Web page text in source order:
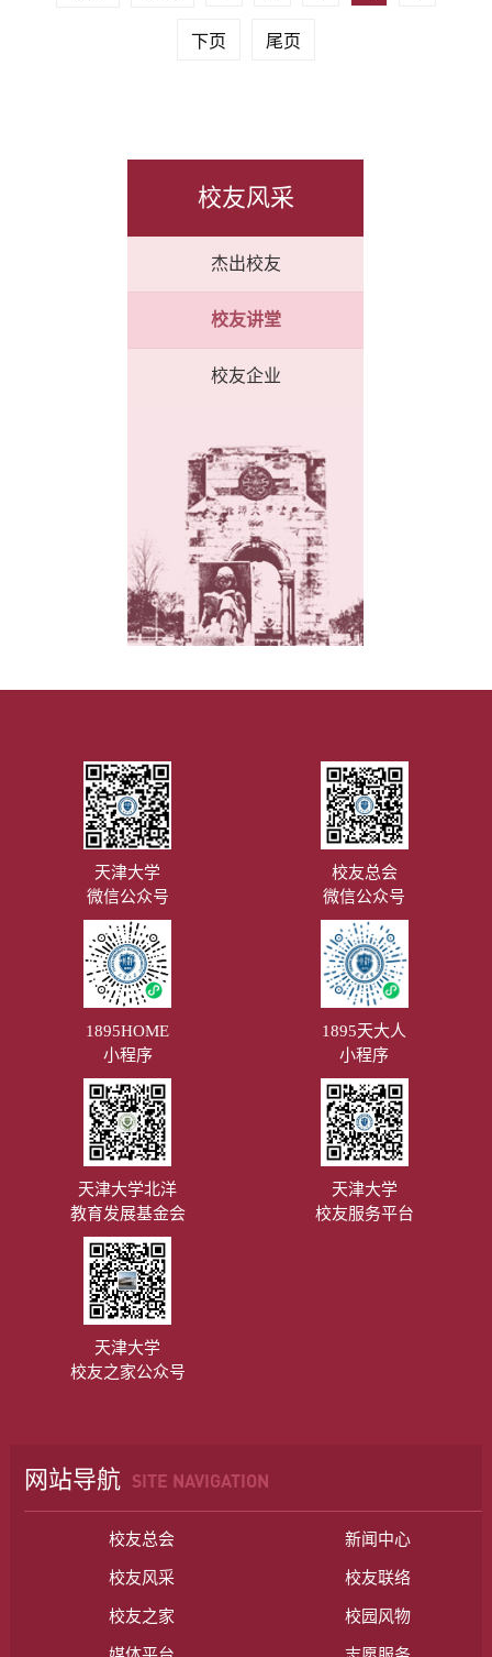
下页 尾页
校友风采
杰出校友
校友讲堂
校友企业
天津大学
微信公众号
校友总会
微信公众号
1895HOME
小程序
1895天大人
小程序
天津大学北洋
教育发展基金会
天津大学
校友服务平台
天津大学
校友之家公众号
网站导航 SITE NAVIGATION
校友总会 新闻中心
校友风采 校友联络
校友之家 校园风物